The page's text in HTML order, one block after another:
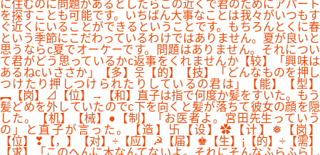
に住むのに問題があるとしたらこの近くで君のためにアパート
を探すことも可能です。いちばん大事なことは我々がいつもす
ぐ近くにいることができるということです。もちろんとくに春
という季節にこだわっているわけではありません。夏が良いと
思うならc夏でオーケーです。問題はありません。それについ
て君がどう思っているかc返事をくれませんか【较】「興味は
あるねcいささか」【多】웃【的】【技】「どんなものを押し
つけたり押しつけられたりしているの君は」【能】【型】
︻【岗】⊿【位】→【和】直子は指で何度か髪をすいた。もう
髪どめを外していたのでc下を向くと髪が落ちて彼女の顔を隠
した。【机】【械】●【制】「お医者よ。宮田先生っていう
の」と直子が言った。【造】卐【设】✿【计】❅【岗】
【位】❣【，】【对】÷【应】☭【届】♚【生】¡【的】÷【需】
【求】「このへんに木なんてないよ。それにそんなふらふらし